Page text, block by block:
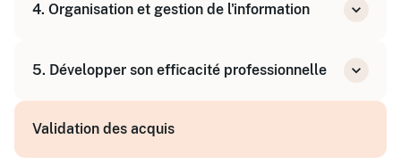
Mettre sous contrôle la charge de travail de
4. Organisation et gestion de l'information
Faciliter l'accès aux informations
5. Développer son efficacité professionnelle
organisation
Améliorer la communication et la
Validation des acquis